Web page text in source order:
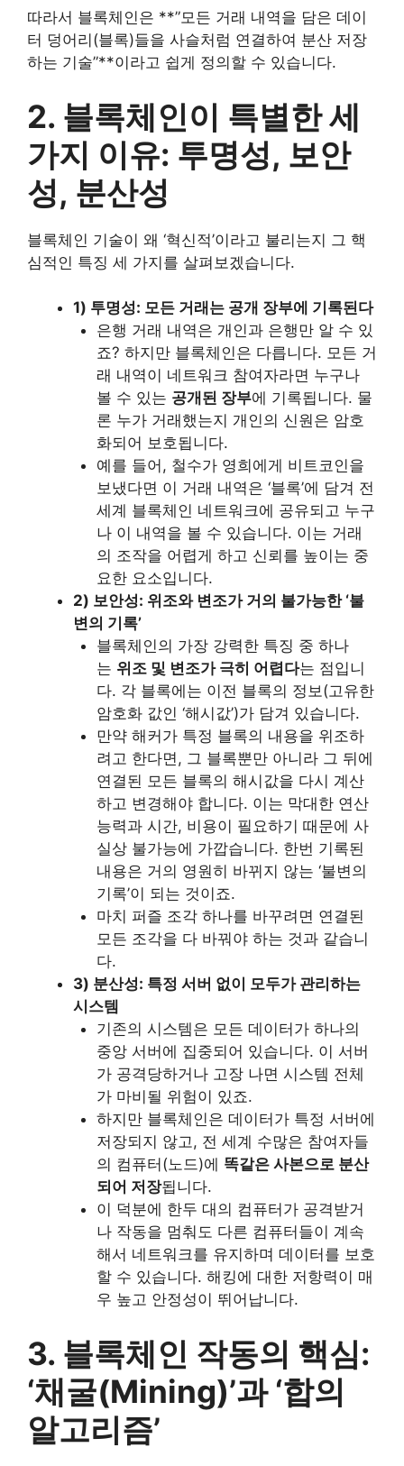
따라서 블록체인은 **”모든 거래 내역을 담은 데이
터 덩어리(블록)들을 사슬처럼 연결하여 분산 저장
하는 기술”**이라고 쉽게 정의할 수 있습니다.
2. 블록체인이 특별한 세
가지 이유: 투명성, 보안
성, 분산성
블록체인 기술이 왜 ‘혁신적’이라고 불리는지 그 핵
심적인 특징 세 가지를 살펴보겠습니다.
1) 투명성: 모든 거래는 공개 장부에 기록된다
은행 거래 내역은 개인과 은행만 알 수 있
죠? 하지만 블록체인은 다릅니다. 모든 거
래 내역이 네트워크 참여자라면 누구나
볼 수 있는 공개된 장부에 기록됩니다. 물
론 누가 거래했는지 개인의 신원은 암호
화되어 보호됩니다.
예를 들어, 철수가 영희에게 비트코인을
보냈다면 이 거래 내역은 ‘블록’에 담겨 전
세계 블록체인 네트워크에 공유되고 누구
나 이 내역을 볼 수 있습니다. 이는 거래
의 조작을 어렵게 하고 신뢰를 높이는 중
요한 요소입니다.
2) 보안성: 위조와 변조가 거의 불가능한 ‘불
변의 기록’
블록체인의 가장 강력한 특징 중 하나
는 위조 및 변조가 극히 어렵다는 점입니
다. 각 블록에는 이전 블록의 정보(고유한
암호화 값인 ‘해시값’)가 담겨 있습니다.
만약 해커가 특정 블록의 내용을 위조하
려고 한다면, 그 블록뿐만 아니라 그 뒤에
연결된 모든 블록의 해시값을 다시 계산
하고 변경해야 합니다. 이는 막대한 연산
능력과 시간, 비용이 필요하기 때문에 사
실상 불가능에 가깝습니다. 한번 기록된
내용은 거의 영원히 바뀌지 않는 ‘불변의
기록’이 되는 것이죠.
마치 퍼즐 조각 하나를 바꾸려면 연결된
모든 조각을 다 바꿔야 하는 것과 같습니
다.
3) 분산성: 특정 서버 없이 모두가 관리하는
시스템
기존의 시스템은 모든 데이터가 하나의
중앙 서버에 집중되어 있습니다. 이 서버
가 공격당하거나 고장 나면 시스템 전체
가 마비될 위험이 있죠.
하지만 블록체인은 데이터가 특정 서버에
저장되지 않고, 전 세계 수많은 참여자들
의 컴퓨터(노드)에 똑같은 사본으로 분산
되어 저장됩니다.
이 덕분에 한두 대의 컴퓨터가 공격받거
나 작동을 멈춰도 다른 컴퓨터들이 계속
해서 네트워크를 유지하며 데이터를 보호
할 수 있습니다. 해킹에 대한 저항력이 매
우 높고 안정성이 뛰어납니다.
3. 블록체인 작동의 핵심:
‘채굴(Mining)’과 ‘합의
알고리즘’